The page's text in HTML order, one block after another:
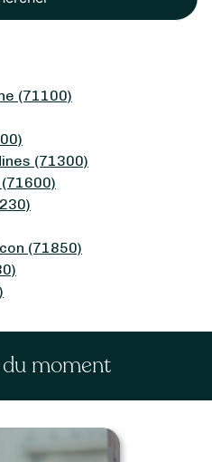
(71100)
(71300)
(71850)
moment